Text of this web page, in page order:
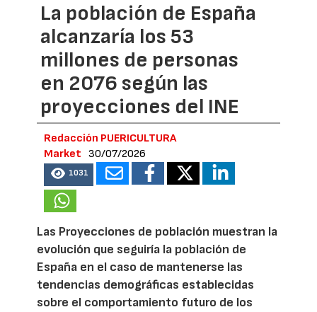
La población de España
alcanzaría los 53
millones de personas
en 2076 según las
proyecciones del INE
Redacción PUERICULTURA
Market
30/07/2026
1031
Las Proyecciones de población muestran la
evolución que seguiría la población de
España en el caso de mantenerse las
tendencias demográficas establecidas
sobre el comportamiento futuro de los